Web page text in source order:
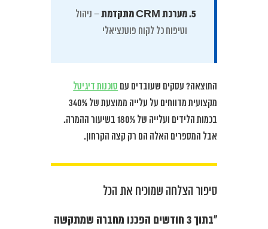
מערכת CRM מתקדמת
– ניהול
וטיפוח כל לקוח פוטנציאלי
התוצאה? עסקים שעובדים עם סוכנות דיגיטל
מקצועית מדווחים על עלייה ממוצעת של 340%
בכמות הלידים ועלייה של 180% בשיעור ההמרה.
אבל המספרים האלה הם רק קצה הקרחון.
סיפור הצלחה שמוכיח את הכל
“בתוך 3 חודשים הפכנו מחברה שמתקשה